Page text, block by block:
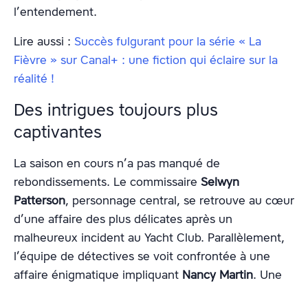
l’entendement.
Lire aussi : Succès fulgurant pour la série « La
Fièvre » sur Canal+ : une fiction qui éclaire sur la
réalité !
Des intrigues toujours plus
captivantes
La saison en cours n’a pas manqué de
rebondissements. Le commissaire Selwyn
Patterson, personnage central, se retrouve au cœur
d’une affaire des plus délicates après un
malheureux incident au Yacht Club. Parallèlement,
l’équipe de détectives se voit confrontée à une
affaire énigmatique impliquant Nancy Martin. Une